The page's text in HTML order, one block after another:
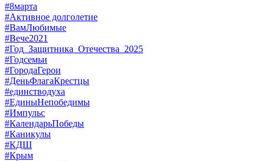
#8марта
#Активное долголетие
#ВамЛюбимые
#Вече2021
#Год_Защитника_Отечества_2025
#Годсемьи
#ГородаГерои
#ДеньФлагаКрестцы
#единстводуха
#ЕдиныНепобедимы
#Импульс
#КалендарьПобеды
#Каникулы
#КДШ
#Крым